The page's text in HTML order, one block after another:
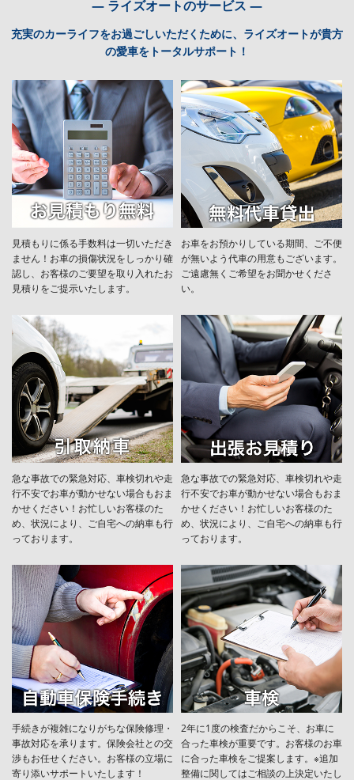
― ライズオートのサービス ―
充実のカーライフをお過ごしいただくために、ライズオートが貴方
の愛車をトータルサポート！
見積もりに係る手数料は一切いただき
ません！お車の損傷状況をしっかり確
認し、お客様のご要望を取り入れたお
見積りをご提示いたします。
お車をお預かりしている期間、ご不便
が無いよう代車の用意もございます。
ご遠慮無くご希望をお聞かせくださ
い。
急な事故での緊急対応、車検切れや走
行不安でお車が動かせない場合もおま
かせください！お忙しいお客様のた
め、状況により、ご自宅への納⾞も⾏
っております。
急な事故での緊急対応、車検切れや走
行不安でお車が動かせない場合もおま
かせください！お忙しいお客様のた
め、状況により、ご自宅への納⾞も⾏
っております。
手続きが複雑になりがちな保険修理・
事故対応を承ります。保険会社との交
渉もお任せください。お客様の立場に
寄り添いサポートいたします！
2年に1度の検査だからこそ、お車に
合った車検が重要です。お客様のお車
に合った車検をご提案します。※追加
整備に関してはご相談の上決定いたし